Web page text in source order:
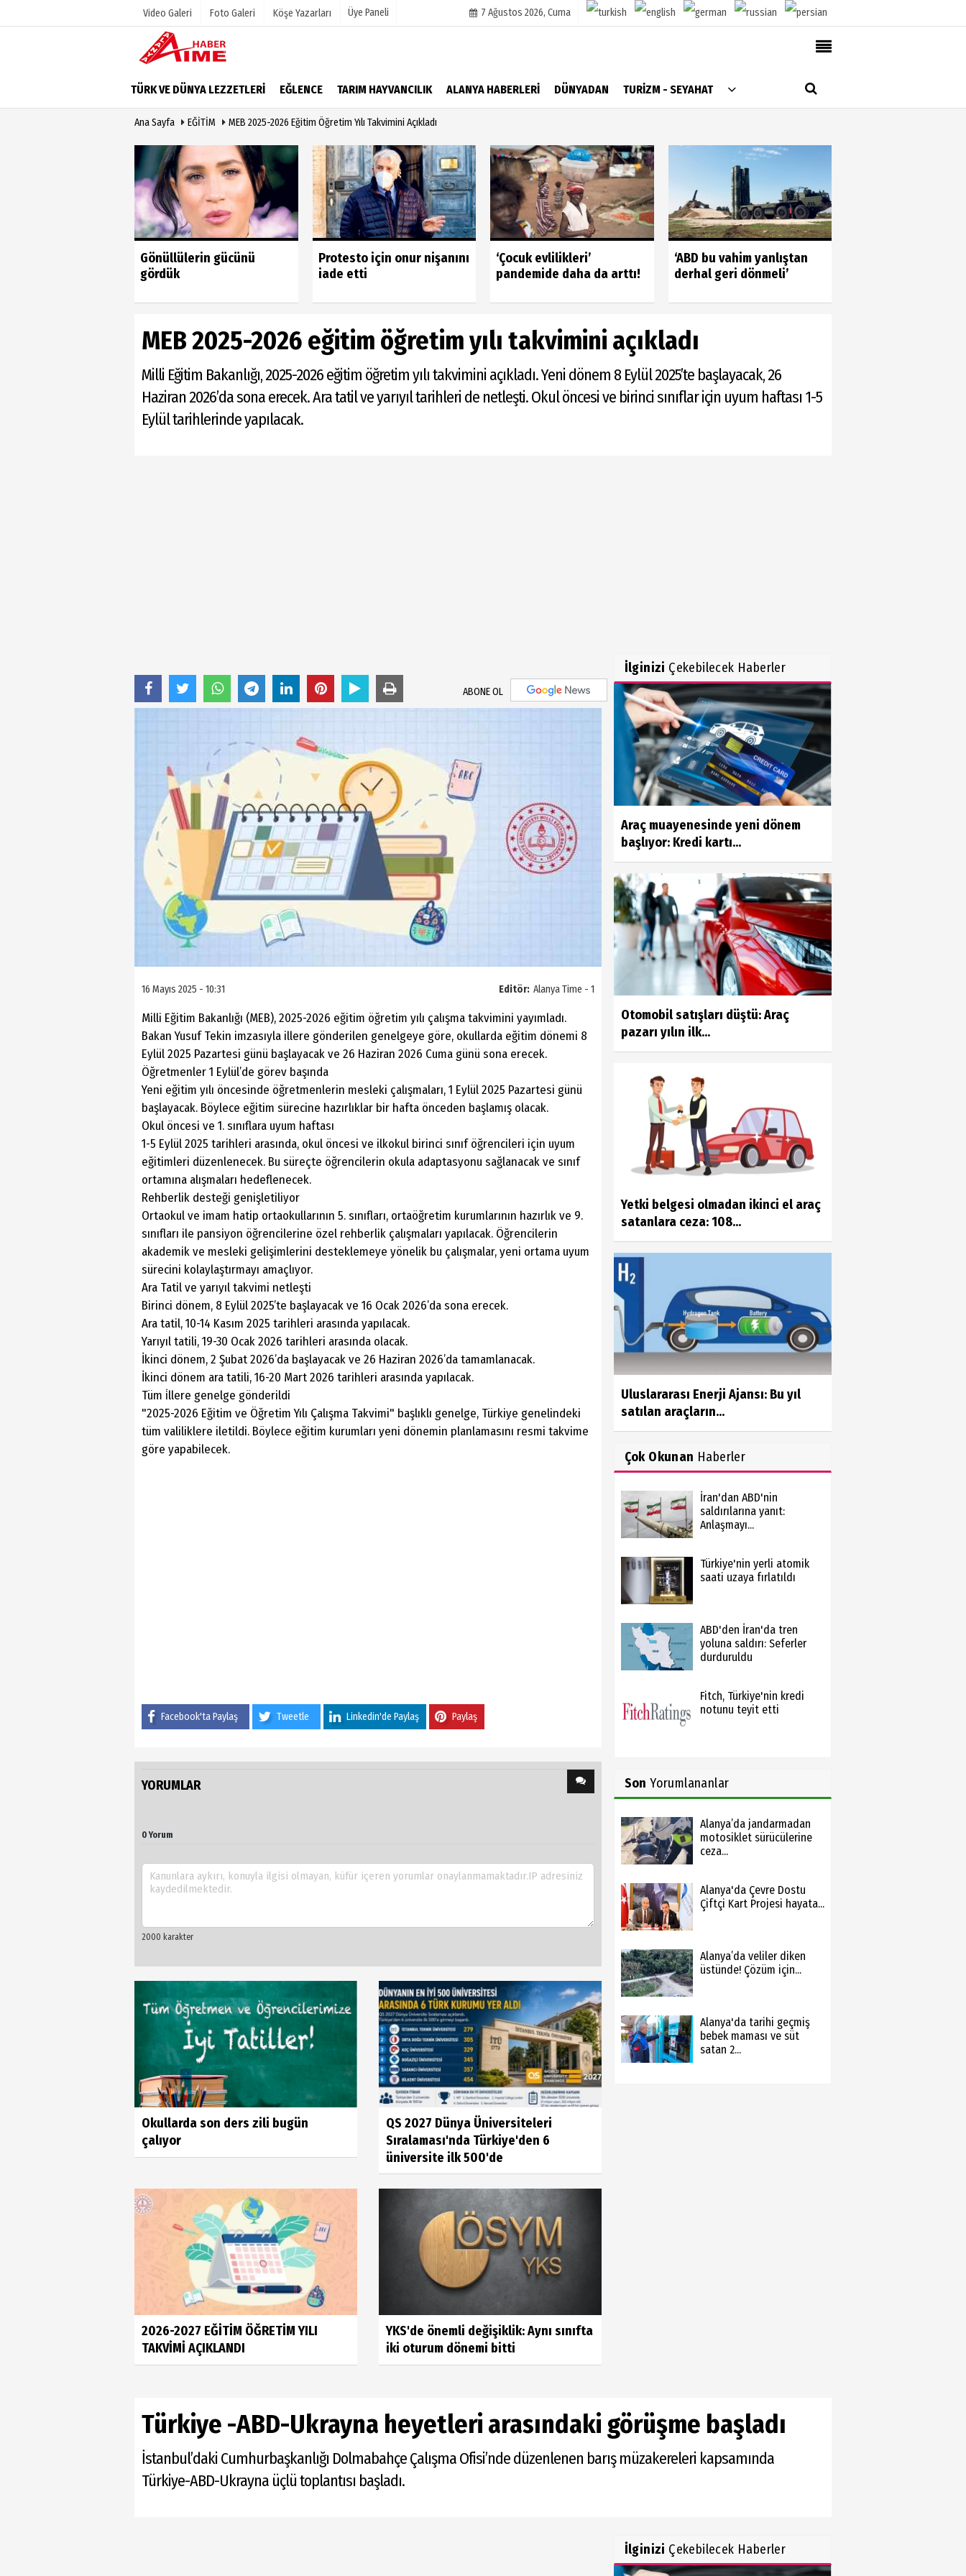
Video Galeri Foto Galeri Köşe Yazarları Üye Paneli 7 Ağustos 2026, Cuma
TÜRK VE DÜNYA LEZZETLERİ EĞLENCE TARIM HAYVANCILIK ALANYA HABERLERİ DÜNYADAN TURİZM - SEYAHAT
Haber Arşivi
Hava Durumu
Gazete Manşetleri
Anketler
Biyografiler
Köşe Yazarları
Video Galeri
AlanyaTime TV
Moovit
Künye
Ana Sayfa EĞİTİM MEB 2025-2026 Eğitim Öğretim Yılı Takvimini Açıkladı
Gönüllülerin gücünü
gördük
Protesto için onur nişanını
iade etti
‘Çocuk evlilikleri’
pandemide daha da arttı!
‘ABD bu vahim yanlıştan
derhal geri dönmeli’
MEB 2025-2026 eğitim öğretim yılı takvimini açıkladı
Milli Eğitim Bakanlığı, 2025-2026 eğitim öğretim yılı takvimini açıkladı. Yeni dönem 8 Eylül 2025’te başlayacak, 26
Haziran 2026’da sona erecek. Ara tatil ve yarıyıl tarihleri de netleşti. Okul öncesi ve birinci sınıflar için uyum haftası 1-5
Eylül tarihlerinde yapılacak.
ABONE OL
Editör: Alanya Time - 1
16 Mayıs 2025 - 10:31
Milli Eğitim Bakanlığı (MEB), 2025-2026 eğitim öğretim yılı çalışma takvimini yayımladı.
Bakan Yusuf Tekin imzasıyla illere gönderilen genelgeye göre, okullarda eğitim dönemi 8
Eylül 2025 Pazartesi günü başlayacak ve 26 Haziran 2026 Cuma günü sona erecek.
Öğretmenler 1 Eylül’de görev başında
Yeni eğitim yılı öncesinde öğretmenlerin mesleki çalışmaları, 1 Eylül 2025 Pazartesi günü
başlayacak. Böylece eğitim sürecine hazırlıklar bir hafta önceden başlamış olacak.
Okul öncesi ve 1. sınıflara uyum haftası
1-5 Eylül 2025 tarihleri arasında, okul öncesi ve ilkokul birinci sınıf öğrencileri için uyum
eğitimleri düzenlenecek. Bu süreçte öğrencilerin okula adaptasyonu sağlanacak ve sınıf
ortamına alışmaları hedeflenecek.
Rehberlik desteği genişletiliyor
Ortaokul ve imam hatip ortaokullarının 5. sınıfları, ortaöğretim kurumlarının hazırlık ve 9.
sınıfları ile pansiyon öğrencilerine özel rehberlik çalışmaları yapılacak. Öğrencilerin
akademik ve mesleki gelişimlerini desteklemeye yönelik bu çalışmalar, yeni ortama uyum
sürecini kolaylaştırmayı amaçlıyor.
Ara Tatil ve yarıyıl takvimi netleşti
Birinci dönem, 8 Eylül 2025’te başlayacak ve 16 Ocak 2026’da sona erecek.
Ara tatil, 10-14 Kasım 2025 tarihleri arasında yapılacak.
Yarıyıl tatili, 19-30 Ocak 2026 tarihleri arasında olacak.
İkinci dönem, 2 Şubat 2026’da başlayacak ve 26 Haziran 2026’da tamamlanacak.
İkinci dönem ara tatili, 16-20 Mart 2026 tarihleri arasında yapılacak.
Tüm i̇llere genelge gönderildi
"2025-2026 Eğitim ve Öğretim Yılı Çalışma Takvimi" başlıklı genelge, Türkiye genelindeki
tüm valiliklere iletildi. Böylece eğitim kurumları yeni dönemin planlamasını resmi takvime
göre yapabilecek.
Facebook'ta Paylaş Tweetle Linkedin'de Paylaş Paylaş
YORUMLAR
0 Yorum
Okullarda son ders zili bugün
çalıyor
QS 2027 Dünya Üniversiteleri
Sıralaması'nda Türkiye'den 6
üniversite ilk 500'de
2026-2027 EĞİTİM ÖĞRETİM YILI
TAKVİMİ AÇIKLANDI
YKS'de önemli değişiklik: Aynı sınıfta
iki oturum dönemi bitti
İlginizi Çekebilecek Haberler
Araç muayenesinde yeni dönem
başlıyor: Kredi kartı...
Otomobil satışları düştü: Araç
pazarı yılın ilk...
Yetki belgesi olmadan ikinci el araç
satanlara ceza: 108...
Uluslararası Enerji Ajansı: Bu yıl
satılan araçların...
Çok Okunan Haberler
İran'dan ABD'nin
saldırılarına yanıt:
Anlaşmayı...
Türkiye'nin yerli atomik
saati uzaya fırlatıldı
ABD'den İran'da tren
yoluna saldırı: Seferler
durduruldu
Fitch, Türkiye'nin kredi
notunu teyit etti
Son Yorumlananlar
Alanya’da jandarmadan
motosiklet sürücülerine
ceza...
Alanya'da Çevre Dostu
Çiftçi Kart Projesi hayata...
Alanya’da veliler diken
üstünde! Çözüm için...
Alanya'da tarihi geçmiş
bebek maması ve süt
satan 2...
Türkiye -ABD-Ukrayna heyetleri arasındaki görüşme başladı
İstanbul’daki Cumhurbaşkanlığı Dolmabahçe Çalışma Ofisi’nde düzenlenen barış müzakereleri kapsamında
Türkiye-ABD-Ukrayna üçlü toplantısı başladı.
İlginizi Çekebilecek Haberler